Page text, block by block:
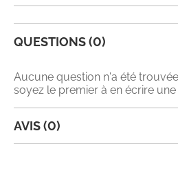
QUESTIONS (0)
Aucune question n'a été
soyez le premier à en écrire une
AVIS (0)